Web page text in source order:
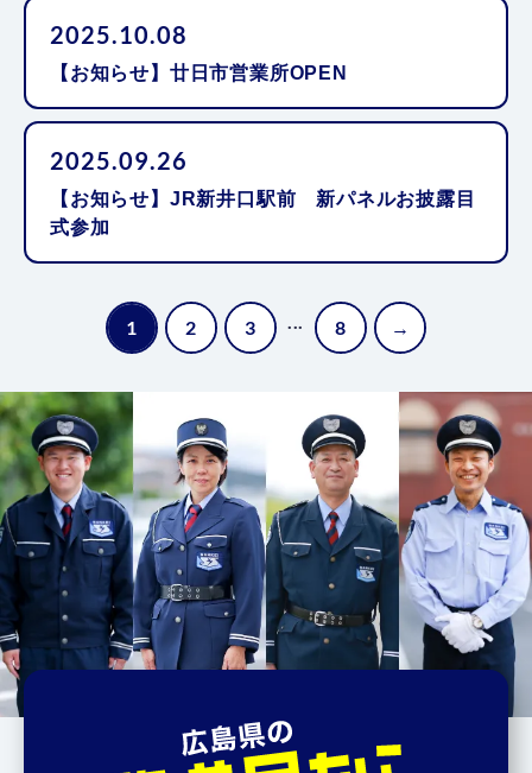
2025.10.08
【お知らせ】廿日市営業所OPEN
2025.09.26
【お知らせ】JR新井口駅前 新パネルお披露目
式参加
1 2 3 8 →